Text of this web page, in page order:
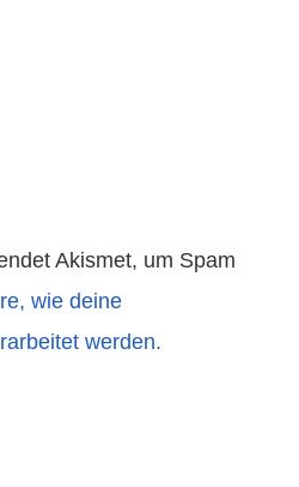
Akismet, um Spam
wie deine
werden.